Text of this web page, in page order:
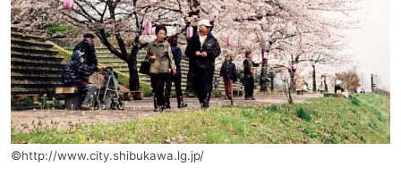
©http://www.city.shibukawa.lg.jp/